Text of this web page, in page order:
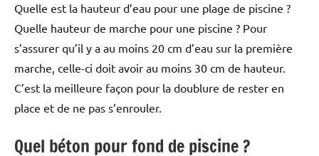
Quelle est la hauteur d’eau pour une plage de piscine ?
Quelle hauteur de marche pour une piscine ? Pour
s’assurer qu’il y a au moins 20 cm d’eau sur la première
marche, celle-ci doit avoir au moins 30 cm de hauteur.
C’est la meilleure façon pour la doublure de rester en
place et de ne pas s’enrouler.
Quel béton pour fond de piscine ?